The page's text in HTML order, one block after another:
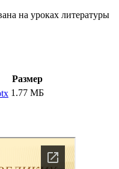
на уроках литературы
Размер
1.77 МБ